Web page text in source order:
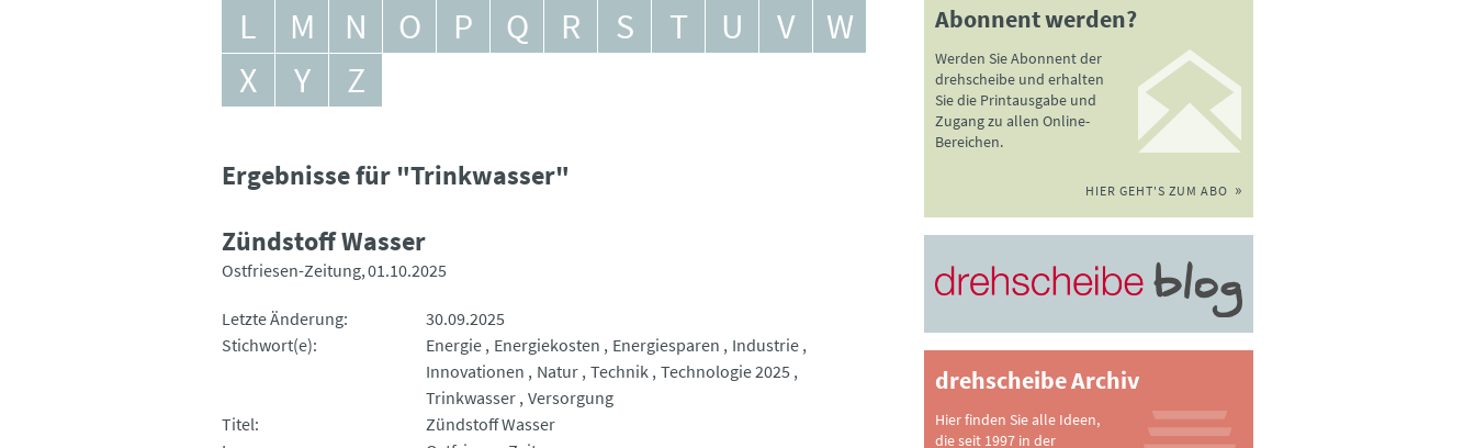
L
M N O P Q R S T U V
W
X
Y Z
Ergebnisse für "Trinkwasser"
Zündstoff Wasser
Ostfriesen-Zeitung 01.10.2025
Letzte Änderung
30.09.2025
Stichwort(e)
Energie Energiekosten Energiesparen
Industrie
Innovationen
Natur Technik Technologie 2025
Trinkwasser Versorgung
Titel
Zündstoff Wasser
Abonnent werden?
Werden Sie Abonnent der
drehscheibe und erhalten
Sie die Printausgabe und
Zugang zu allen Online-
Bereichen.
HIER GEHT'S ZUM ABO
drehscheibe Archiv
Hier finden Sie alle Ideen,
die seit 1997 in der